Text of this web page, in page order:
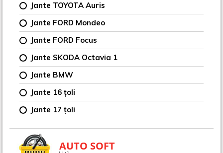
Jante TOYOTA Auris
Jante FORD Mondeo
Jante FORD Focus
Jante SKODA Octavia 1
Jante BMW
Jante 16 țoli
Jante 17 țoli
AUTO SOFT